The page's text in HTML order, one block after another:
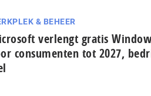
& BEHEER
verlengt gratis
consumenten tot 2027,